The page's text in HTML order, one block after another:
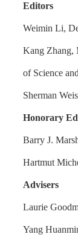
Editors
Weimin Li,
Kang Zhang,
of Science
Sherman
Honorary
Barry J.
Hartmut
Advisers
Laurie
Yang